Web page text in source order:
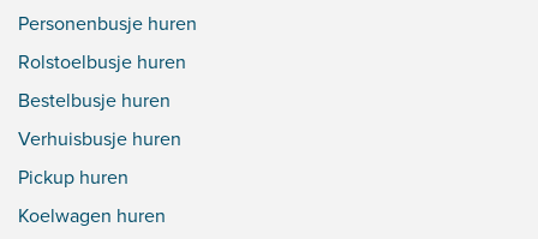
Personenbusje huren
Rolstoelbusje huren
Bestelbusje huren
Verhuisbusje huren
Pickup huren
Koelwagen huren